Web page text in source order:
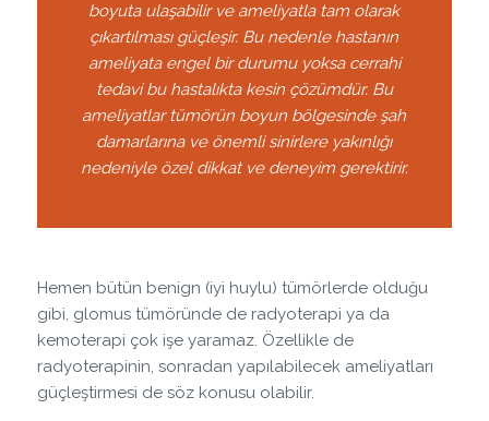
boyuta ulaşabilir ve ameliyatla tam olarak
çıkartılması güçleşir. Bu nedenle hastanın
ameliyata engel bir durumu yoksa cerrahi
tedavi bu hastalıkta kesin çözümdür. Bu
ameliyatlar tümörün boyun bölgesinde şah
damarlarına ve önemli sinirlere yakınlığı
nedeniyle özel dikkat ve deneyim gerektirir.
Hemen bütün benign (iyi huylu) tümörlerde olduğu
gibi, glomus tümöründe de radyoterapi ya da
kemoterapi çok işe yaramaz. Özellikle de
radyoterapinin, sonradan yapılabilecek ameliyatları
güçleştirmesi de söz konusu olabilir.